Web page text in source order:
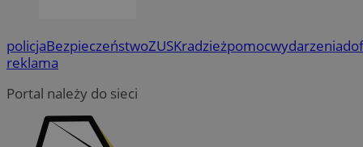
policjaBezpieczeństwoZUSKradzieżpomocwydarzenia
reklama
Portal należy do sieci